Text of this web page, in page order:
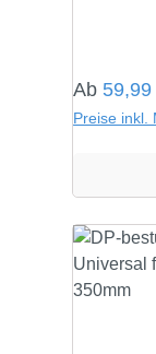
Ab 59,99
Preise inkl.